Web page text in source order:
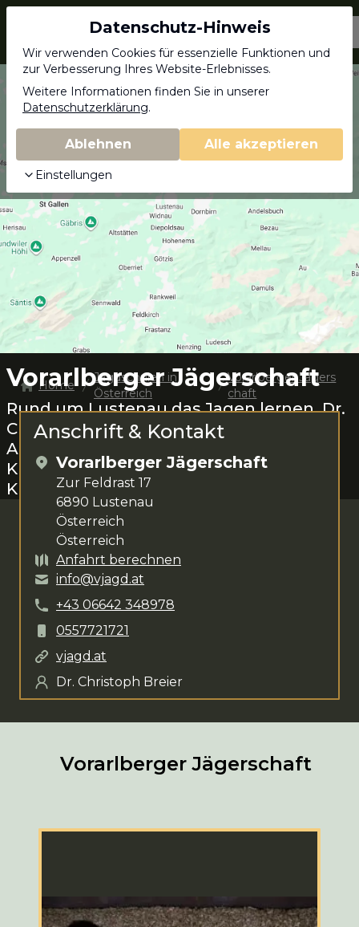
Jagdschein.com
Vorarlberger Jägerschaft
Rund umLustenaudas Jagen lernen.Dr.
Christoph Breier steht dir für deine
Anliegen zur Verfügung. Das
Kursangebot umfasst verschiedenste
Kurse
.
Home
Jagdschulen in
Österreich
Vorarlberger Jägers
chaft
Anschrift & Kontakt
Vorarlberger Jägerschaft
Zur Feldrast 17
6890 Lustenau
Österreich
Österreich
Anfahrt berechnen
info@vjagd.at
+43 06642 348978
0557721721
vjagd.at
Dr. Christoph Breier
Vorarlberger Jägerschaft
Datenschutz-Hinweis
Wir verwenden Cookies für essenzielle Funktionen und
zur Verbesserung Ihres Website-Erlebnisses.
Weitere Informationen finden Sie in unserer
Datenschutzerklärung.
Ablehnen Alle akzeptieren
Einstellungen